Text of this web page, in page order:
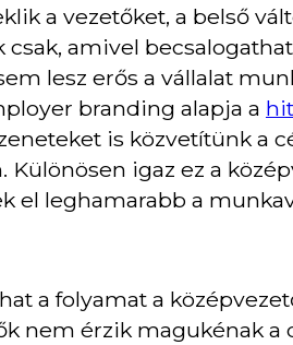
a vezetőket, a belső
csak, amivel
lesz erős a vállalat
branding alapja a
is közvetítünk a
Különösen igaz ez a
el leghamarabb a
a folyamat a
nem érzik magukénak a